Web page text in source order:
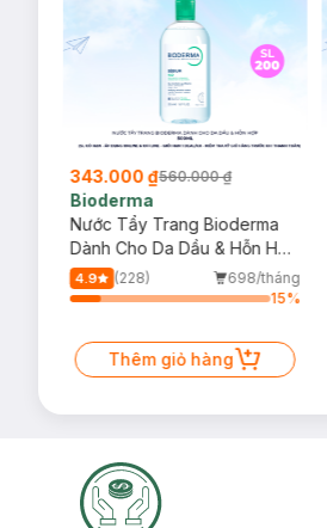
343.000 ₫560.000 ₫
Bioderma
Nước Tẩy Trang Bioderma
Dành Cho Da Dầu & Hỗn Hợp
500ml
4.9 (228)
698/tháng
15%
Thêm giỏ hàng